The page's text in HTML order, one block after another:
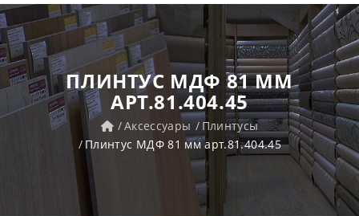
ПЛИНТУС МДФ 81 ММ
АРТ.81.404.45
Аксессуары
Плинтусы
Плинтус МДФ 81 мм арт.81.404.45